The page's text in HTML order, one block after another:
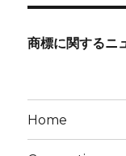
商標に関するニ
Home